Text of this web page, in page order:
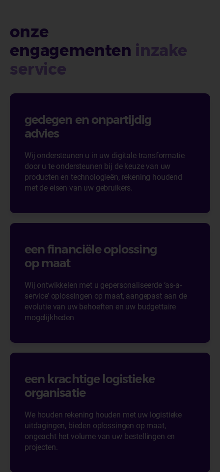
onze
engagementen inzake
service
gedegen en onpartijdig
advies
Wij ondersteunen u in uw digitale transformatie
door u te ondersteunen bij de keuze van uw
producten en technologieën, rekening houdend
met de eisen van uw gebruikers.
een financiële oplossing
op maat
Wij ontwikkelen met u gepersonaliseerde ‘as-a-
service’ oplossingen op maat, aangepast aan de
evolutie van uw behoeften en uw budgettaire
mogelijkheden
een krachtige logistieke
organisatie
We houden rekening houden met uw logistieke
uitdagingen, bieden oplossingen op maat,
ongeacht het volume van uw bestellingen en
projecten.